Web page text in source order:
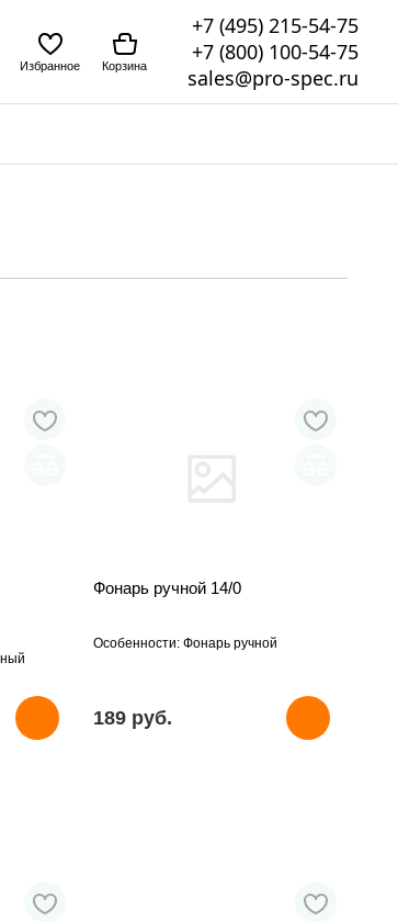
Избранное Корзина
+7 (495) 215-54-75
+7 (800) 100-54-75
sales@pro-spec.ru
Фонарь ручной 14/0
Особенности: Фонарь ручной
189 pуб.